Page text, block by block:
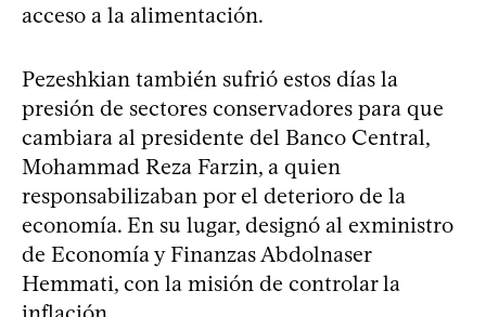
acceso a la alimentación.
Pezeshkian también sufrió estos días la
presión de sectores conservadores para que
cambiara al presidente del Banco Central,
Mohammad Reza Farzin, a quien
responsabilizaban por el deterioro de la
economía. En su lugar, designó al exministro
de Economía y Finanzas Abdolnaser
Hemmati, con la misión de controlar la